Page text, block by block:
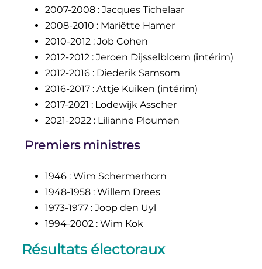
2007-2008 : Jacques Tichelaar
2008-2010 : Mariëtte Hamer
2010-2012 : Job Cohen
2012-2012 : Jeroen Dijsselbloem (intérim)
2012-2016 : Diederik Samsom
2016-2017 : Attje Kuiken (intérim)
2017-2021 : Lodewijk Asscher
2021-2022 : Lilianne Ploumen
Premiers ministres
1946 : Wim Schermerhorn
1948-1958 : Willem Drees
1973-1977 : Joop den Uyl
1994-2002 : Wim Kok
Résultats électoraux